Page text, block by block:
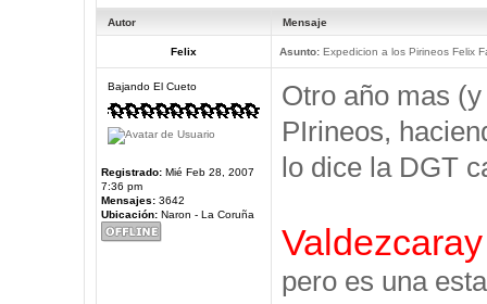
Autor Mensaje
Felix Asunto:Expedicion a los Pirineos Felix
Bajando El Cueto
Registrado:Mié Feb 28, 2007
7:36 pm
Mensajes:3642
Ubicación:Naron - La Coruña
Otro año mas
PIrineos,
lo dice la DGT
Valdezcaray
pero es una